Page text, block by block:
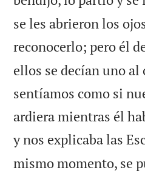
se les abrieron los
reconocerlo; pero él
ellos se decían uno
sentíamos como si
ardiera mientras él
y nos explicaba las
mismo momento, se